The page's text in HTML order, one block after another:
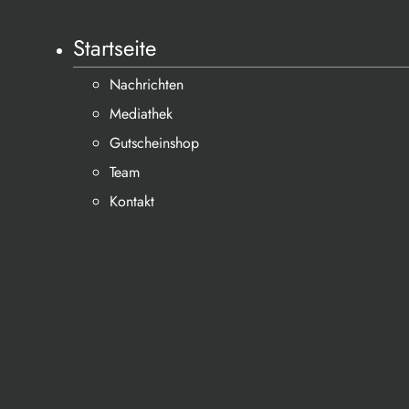
Startseite
Nachrichten
Mediathek
Gutscheinshop
Team
Kontakt